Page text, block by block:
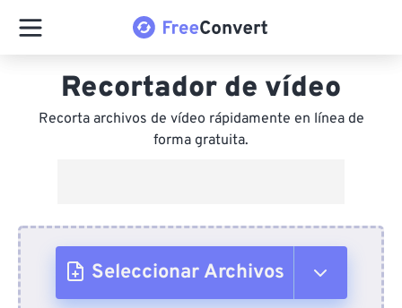
Recortador de vídeo
Recorta archivos de vídeo rápidamente en línea de
forma gratuita.
Seleccionar Archivos